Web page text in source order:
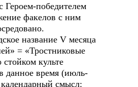
Героем-победителем
факелов с ним
название V месяца
= «Тростниковые
стойком культе
данное время (июль-
смысл: